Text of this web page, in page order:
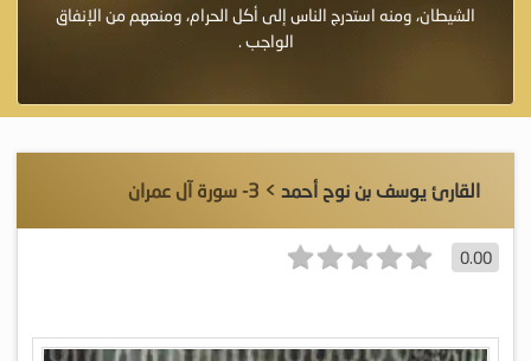
الشيطان، ومنه استدرج الناس إلى أكل الحرام، ومنعهم من الإنفاق
الواجب .
القارئ يوسف بن نوح أحمد > 3- سورة آل عمران
0.00